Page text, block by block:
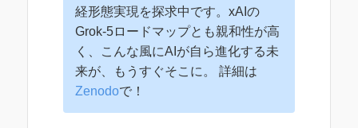
経形態実現を探求中です。xAIの
Grok-5ロードマップとも親和性が高
く、こんな風にAIが自ら進化する未
来が、もうすぐそこに。 詳細は
Zenodoで！